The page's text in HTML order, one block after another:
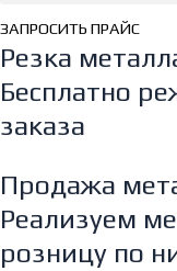
ЗАПРОСИТЬ ПРАЙС
Резка
Бесплатно
заказа
Продажа
Реализуем
розницу по